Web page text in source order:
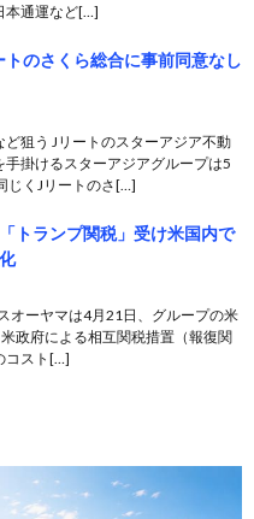
本通運など[…]
トのさくら総合に事前同意なし
狙う Jリートのスターアジア不動
手掛けるスターアジアグループは5
じくJリートのさ[…]
トランプ関税」受け米国内で
オーヤマは4月21日、グループの米
米政府による相互関税措置（報復関
コスト[…]